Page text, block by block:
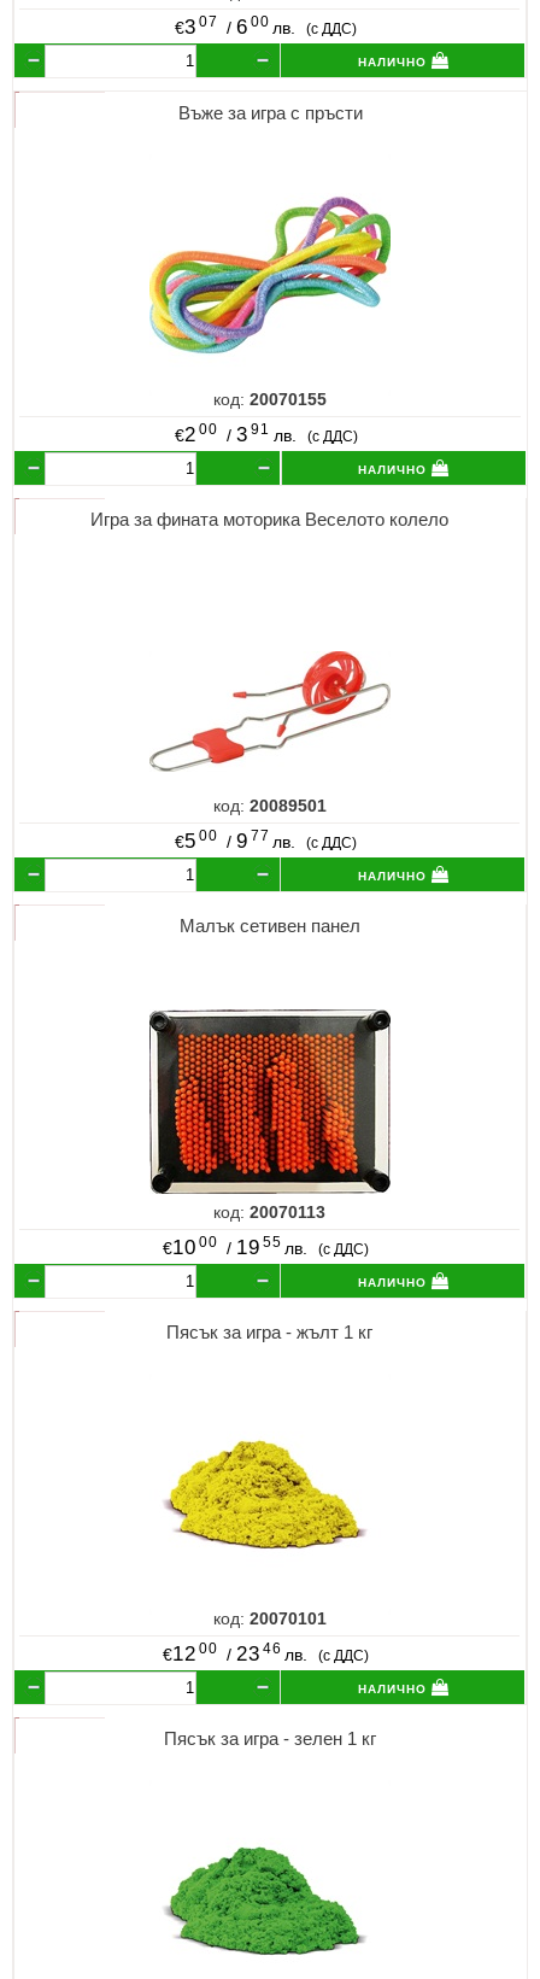
€3 07 / 6 00 лв. (с ДДС)
налично
Въже за игра с пръсти
код: 20070155
€2 00 /3 91 лв. (с ДДС)
налично
Игра за фината моторика Веселото колело
код: 20089501
€5 00 / 9 77 лв. (с ДДС)
налично
Малък сетивен панел
код: 20070113
€10 00 / 19 55 лв. (с ДДС)
налично
Пясък за игра - жълт 1 кг
код: 20070101
€12 00 / 23 46 лв. (с ДДС)
налично
Пясък за игра - зелен 1 кг